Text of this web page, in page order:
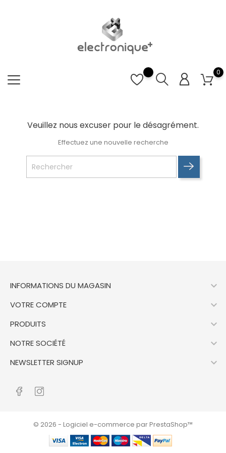
0
Veuillez nous excuser pour le désagrément.
Effectuez une nouvelle recherche
INFORMATIONS DU MAGASIN 
VOTRE COMPTE 
PRODUITS 
NOTRE SOCIÉTÉ 
NEWSLETTER SIGNUP 
© 2026 - Logiciel e-commerce par PrestaShop™